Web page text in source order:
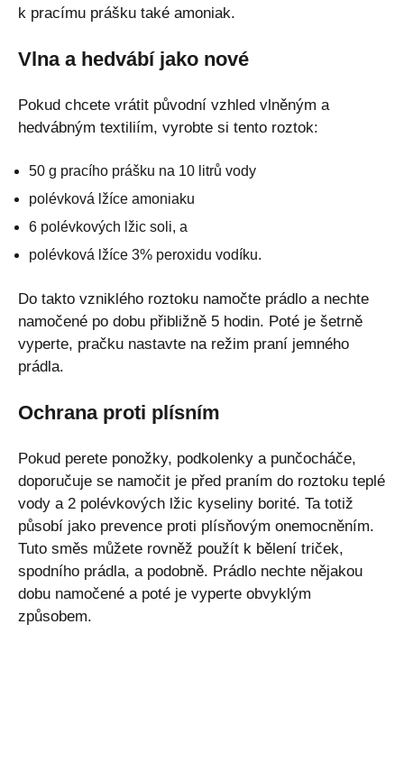
k pracímu prášku také amoniak.
Vlna a hedvábí jako nové
Pokud chcete vrátit původní vzhled vlněným a
hedvábným textiliím, vyrobte si tento roztok:
50 g pracího prášku na 10 litrů vody
polévková lžíce amoniaku
6 polévkových lžic soli, a
polévková lžíce 3% peroxidu vodíku.
Do takto vzniklého roztoku namočte prádlo a nechte
namočené po dobu přibližně 5 hodin. Poté je šetrně
vyperte, pračku nastavte na režim praní jemného
prádla.
Ochrana proti plísním
Pokud perete ponožky, podkolenky a punčocháče,
doporučuje se namočit je před praním do roztoku teplé
vody a 2 polévkových lžic kyseliny borité. Ta totiž
působí jako prevence proti plísňovým onemocněním.
Tuto směs můžete rovněž použít k bělení triček,
spodního prádla, a podobně. Prádlo nechte nějakou
dobu namočené a poté je vyperte obvyklým
způsobem.